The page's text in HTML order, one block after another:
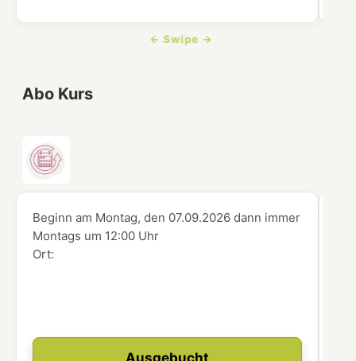
Abo Kurs
Beginn am Montag, den 07.09.2026dann immer
Montags um 12:00 Uhr
Ort: